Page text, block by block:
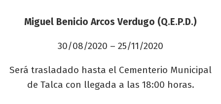
Miguel Benicio Arcos Verdugo (Q.E.P.D.)
30/08/2020 – 25/11/2020
Será trasladado hasta el Cementerio Municipal
de Talca con llegada a las 18:00 horas.